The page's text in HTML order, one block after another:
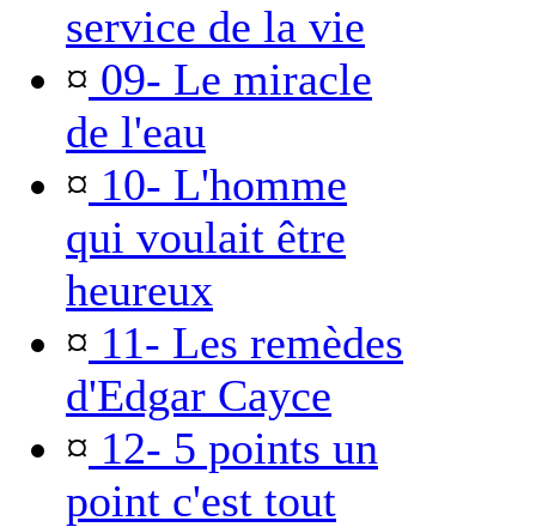
service de la vie
¤ 09- Le miracle
de l'eau
¤ 10- L'homme
qui voulait être
heureux
¤ 11- Les remèdes
d'Edgar Cayce
¤ 12- 5 points un
point c'est tout